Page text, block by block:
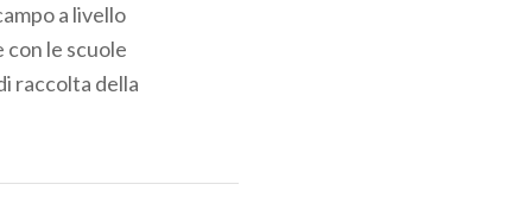
a livello
le scuole
raccolta della